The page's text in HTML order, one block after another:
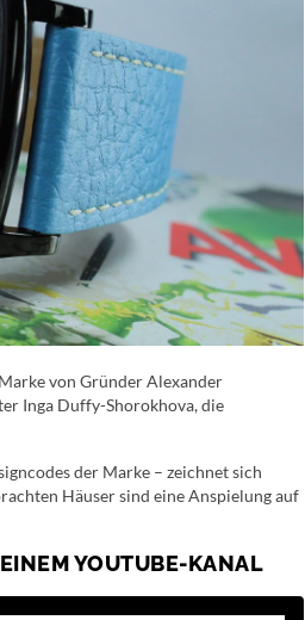
von Gründer Alexander
Inga Duffy-Shorokhova, die
der Marke – zeichnet sich
Häuser sind eine Anspielung auf
YOUTUBE-KANAL